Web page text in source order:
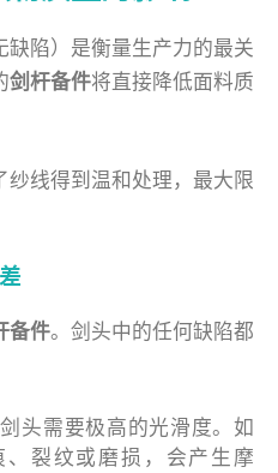
陷）是衡量生产力的最关
剑杆备件将直接降低面料质
纱线得到温和处理，最大限
备件。剑头中的任何缺陷都
头需要极高的光滑度。如
、裂纹或磨损，会产生摩